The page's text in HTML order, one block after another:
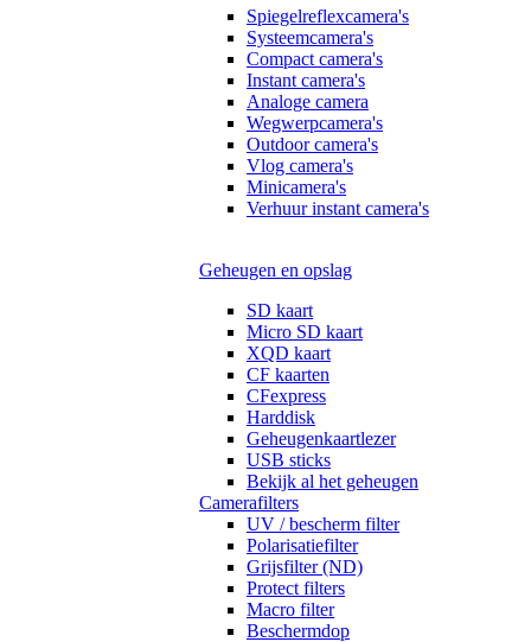
Spiegelreflexcamera's
Systeemcamera's
Compact camera's
Instant camera's
Analoge camera
Wegwerpcamera's
Outdoor camera's
Vlog camera's
Minicamera's
Verhuur instant camera's
Geheugen en opslag
SD kaart
Micro SD kaart
XQD kaart
CF kaarten
CFexpress
Harddisk
Geheugenkaartlezer
USB sticks
Bekijk al het geheugen
Camerafilters
UV / bescherm filter
Polarisatiefilter
Grijsfilter (ND)
Protect filters
Macro filter
Beschermdop